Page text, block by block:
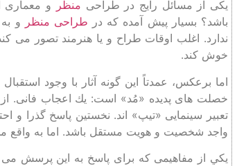
يكی از مسائل رايج در طراحی منظر
و معماری
باشد؟ بسيار پيش آمده كه در طراحی منظر و
ندارد. اغلب اوقات طراح و يا هنرمند تصور می
خوش كند.
اما برعكس، عمدتاً اين‌ گونه آثار با وجود
خصلت‌ های پديده «مُد» است: يك اعجاب فانی.
تعبير سينمايی «تيپ‌» اند. نخستين پاسخ گذرا و
واجد شخصيت و هويت مستقل باشد. اما به واقع
يكي از مفاهيمی كه برای پاسخ به اين پرسش می